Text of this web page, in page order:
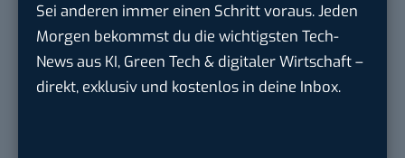
Sei anderen immer einen Schritt voraus. Jeden
Morgen bekommst du die wichtigsten Tech-
News aus KI, Green Tech & digitaler Wirtschaft –
direkt, exklusiv und kostenlos in deine Inbox.
Working Student Digital Learning – R&D
Pr...
Brainlabin Munich